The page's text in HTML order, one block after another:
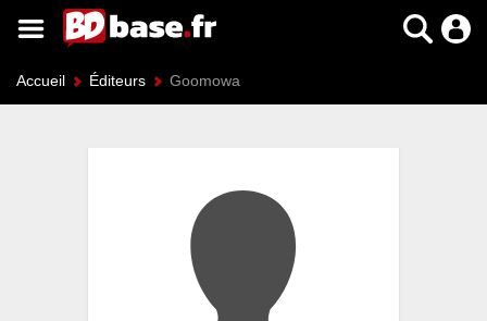
Accueil Éditeurs Goomowa